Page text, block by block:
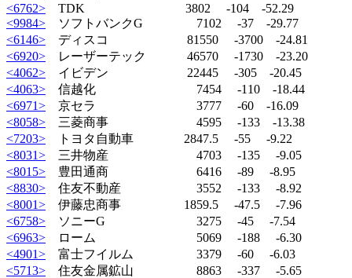
<6762> TDK 3802 -104 -52.29
<9984> ソフトバンクG 7102 -37 -29.77
<6146> ディスコ 81550 -3700 -24.81
<6920> レーザーテック 46570 -1730 -23.20
<4062> イビデン 22445 -305 -20.45
<4063> 信越化 7454 -110 -18.44
<6971> 京セラ 3777 -60 -16.09
<8058> 三菱商事 4595 -133 -13.38
<7203> トヨタ自動車 2847.5 -55 -9.22
<8031> 三井物産 4703 -135 -9.05
<8015> 豊田通商 6416 -89 -8.95
<8830> 住友不動産 3552 -133 -8.92
<8001> 伊藤忠商事 1859.5 -47.5 -7.96
<6758> ソニーG 3275 -45 -7.54
<6963> ローム 5069 -188 -6.30
<4901> 富士フイルム 3379 -60 -6.03
<5713> 住友金属鉱山 8863 -337 -5.65